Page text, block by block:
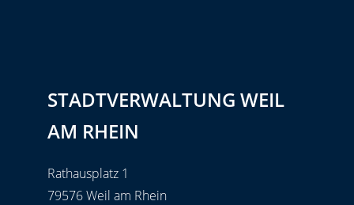
STADTVERWALTUNG WEIL
AM RHEIN
Rathausplatz 1
79576 Weil am Rhein